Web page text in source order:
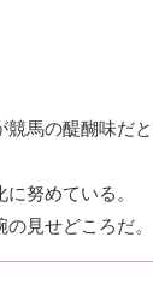
競馬の醍醐味だと
努めている。
見せどころだ。